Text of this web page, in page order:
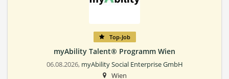
Top-Job
myAbility Talent® Programm Wien
06.08.2026, myAbility Social Enterprise GmbH
Wien